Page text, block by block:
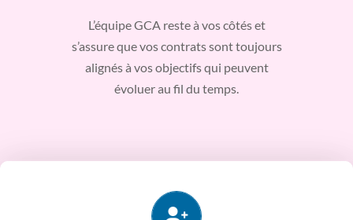
L’équipe GCA reste à vos côtés et
s’assure que vos contrats sont toujours
alignés à vos objectifs qui peuvent
évoluer au fil du temps.
évoluent.